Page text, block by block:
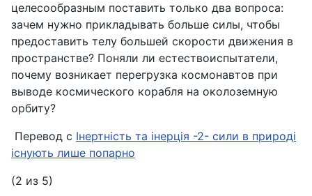
целесообразным поставить только два вопроса:
зачем нужно прикладывать больше силы, чтобы
предоставить телу большей скорости движения в
пространстве? Поняли ли естествоиспытатели,
почему возникает перегрузка космонавтов при
выводе космического корабля на околоземную
орбиту?
Перевод с Інертність та інерція -2- сили в природі
існують лише попарно
(2 из 5)